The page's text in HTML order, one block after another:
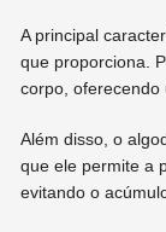
A principal
que proporciona.
corpo, oferecendo
Além disso, o
que ele permite a
evitando o